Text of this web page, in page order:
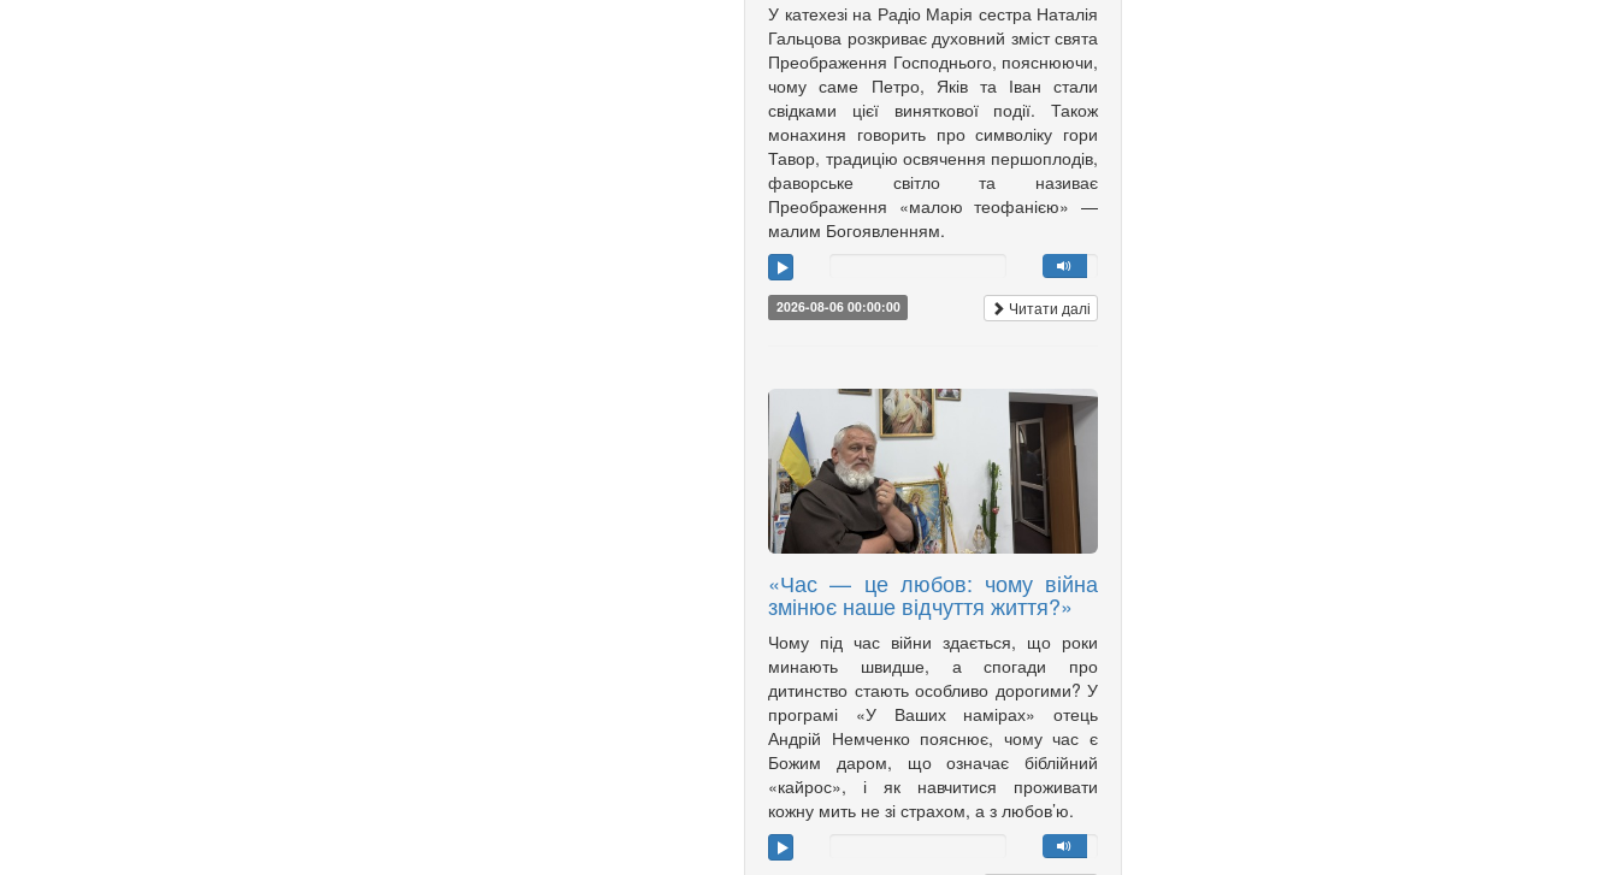
У катехезі на Радіо Марія сестра Наталія
Гальцова розкриває духовний зміст свята
Преображення Господнього, пояснюючи,
чому саме Петро, Яків та Іван стали
свідками цієї виняткової події. Також
монахиня говорить про символіку гори
Тавор, традицію освячення першоплодів,
фаворське світло та називає
Преображення «малою теофанією» —
малим Богоявленням.
2026-08-06 00:00:00 Читати далі
«Час — це любов: чому війна
змінює наше відчуття життя?»
Чому під час війни здається, що роки
минають швидше, а спогади про
дитинство стають особливо дорогими? У
програмі «У Ваших намірах» отець
Андрій Немченко пояснює, чому час є
Божим даром, що означає біблійний
«кайрос», і як навчитися проживати
кожну мить не зі страхом, а з любов’ю.